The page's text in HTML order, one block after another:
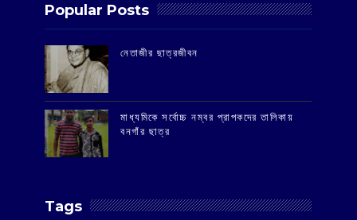
Popular Posts
‌নেতাজীর ছাত্রজীবন
মাধ্যমিকে সর্বোচ্চ নম্বর প্রাপকদের তালিকায়
বনগাঁর ছাত্র
Tags